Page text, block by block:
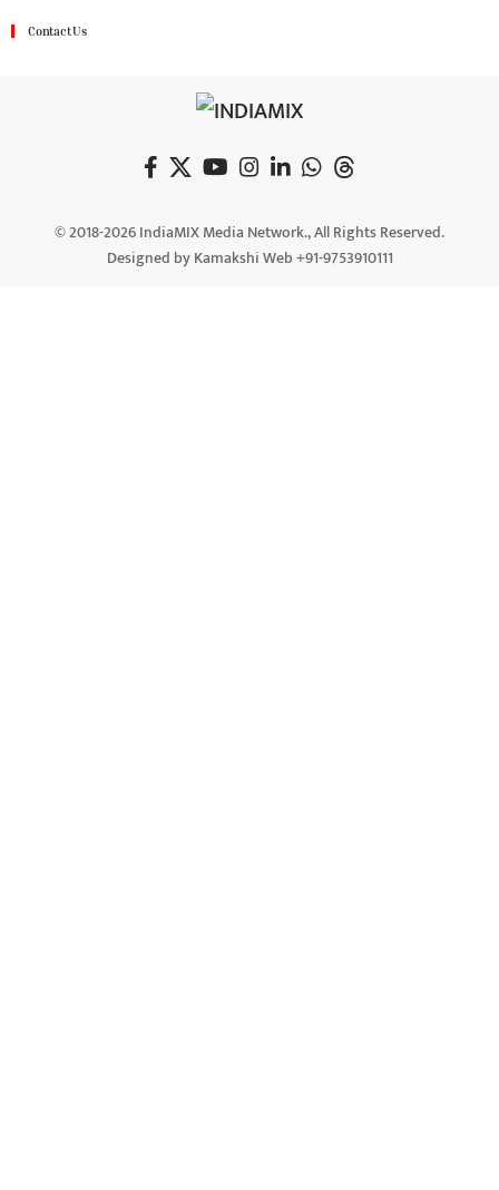
Contact Us
© 2018-2026 IndiaMIX Media Network., All Rights Reserved.
Designed by Kamakshi Web +91-9753910111